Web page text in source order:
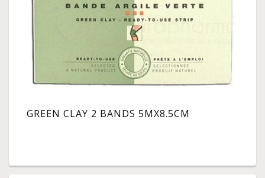
GREEN CLAY 2 BANDS 5MX8.5CM